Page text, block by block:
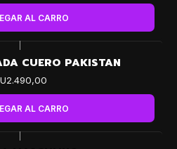
AL CARRO
CUERO PAKISTAN
AL CARRO